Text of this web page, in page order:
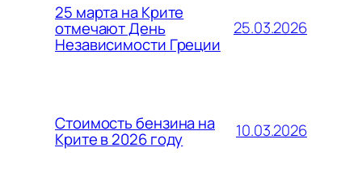
25 марта на Крите
отмечают День
Независимости Греции
25.03.2026
Стоимость бензина на
Крите в 2026 году 10.03.2026